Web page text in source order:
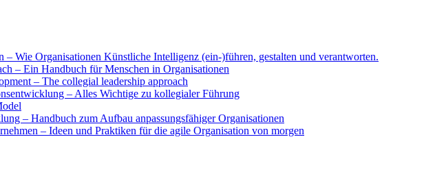
Wie Orga­ni­sa­tio­nen Künst­li­che Intel­li­genz (ein-)führen, gestal­ten und ver­ant­wor­ten.
– Ein Hand­buch für Men­schen in Orga­ni­sa­tio­nen
– The col­le­gi­al lea­der­ship approach
– Alles Wich­ti­ge zu kol­le­gia­ler Füh­rung
– Hand­buch zum Auf­bau anpas­sungs­fä­hi­ger Orga­ni­sa­tio­nen
– Ideen und Prak­ti­ken für die agi­le Orga­ni­sa­ti­on von mor­gen